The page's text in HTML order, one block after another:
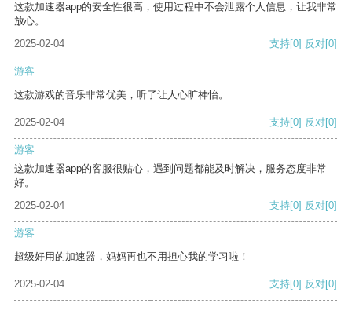
这款加速器app的安全性很高，使用过程中不会泄露个人信息，让我非常
放心。
2025-02-04
支持[0] 反对[0]
游客
这款游戏的音乐非常优美，听了让人心旷神怡。
2025-02-04 支持[0] 反对[0]
游客
这款加速器app的客服很贴心，遇到问题都能及时解决，服务态度非常
好。
2025-02-04
支持[0] 反对[0]
游客
超级好用的加速器，妈妈再也不用担心我的学习啦！
2025-02-04 支持[0] 反对[0]